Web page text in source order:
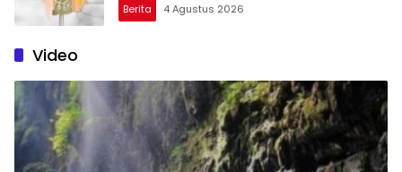
Berita 4 Agustus 2026
Video